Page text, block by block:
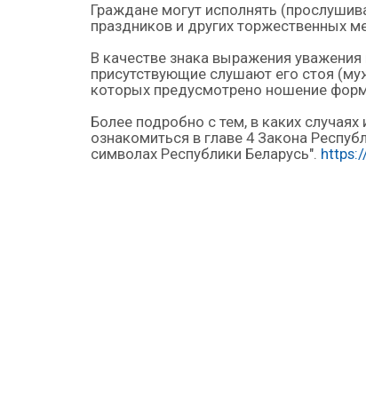
Граждане могут исполнять
праздников и других торжественных
В качестве знака выражения
присутствующие слушают его стоя
которых предусмотрено ношение
Более подробно с тем, в каких
ознакомиться в главе 4 Закона
символах Республики Беларусь".